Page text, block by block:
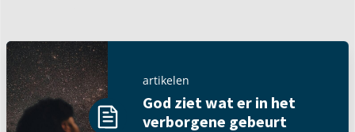
artikelen
God ziet wat er in het
verborgene gebeurt